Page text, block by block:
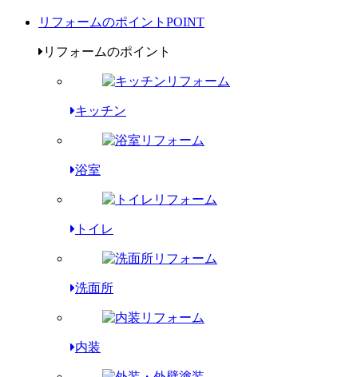
リフォームのポイント POINT
リフォームのポイント
キッチン
浴室
トイレ
洗面所
内装